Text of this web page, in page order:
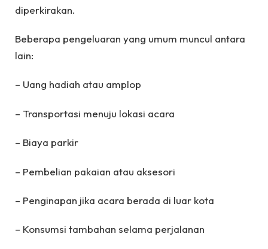
diperkirakan.
Beberapa pengeluaran yang umum muncul antara
lain:
– Uang hadiah atau amplop
– Transportasi menuju lokasi acara
– Biaya parkir
– Pembelian pakaian atau aksesori
– Penginapan jika acara berada di luar kota
– Konsumsi tambahan selama perjalanan